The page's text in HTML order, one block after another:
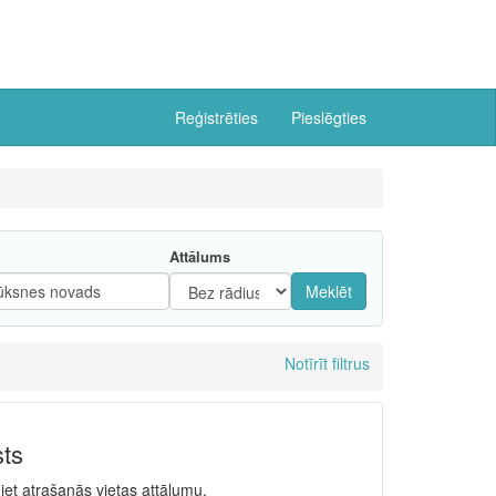
Reģistrēties Pieslēgties
Attālums
Meklēt
Notīrīt filtrus
atrašanās vietas attālumu.